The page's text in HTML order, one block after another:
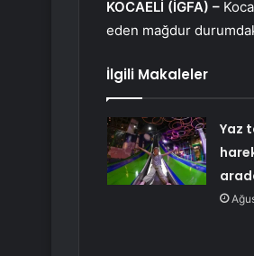
KOCAELİ (İGFA) –
eden mağdur
İlgili Makaleler
Yaz